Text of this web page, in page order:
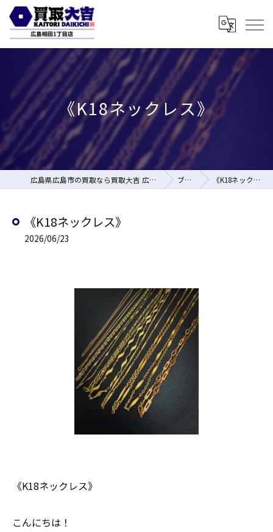
《K18ネックレス》
広島県広島市の買取なら買取大吉 広島相田1丁目店 ブログ 《K18ネックレス》
《K18ネックレス》
2026/06/23
《K18ネックレス》
こんにちは！